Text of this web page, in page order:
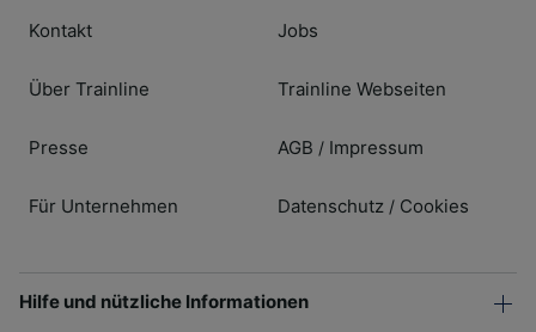
Kontakt
Über Trainline
Presse
Für Unternehmen
Jobs
Trainline Webseiten
AGB / Impressum
Datenschutz / Cookies
Hilfe und nützliche Informationen